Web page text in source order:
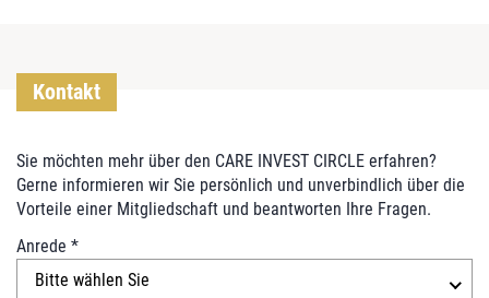
Kontakt
Sie möchten mehr über den CARE INVEST CIRCLE erfahren?
Gerne informieren wir Sie persönlich und unverbindlich über die
Vorteile einer Mitgliedschaft und beantworten Ihre Fragen.
C
Anrede *
Bitte wählen Sie